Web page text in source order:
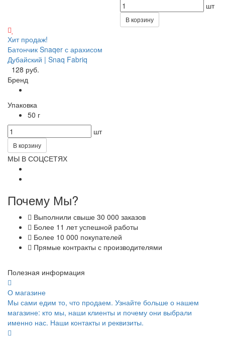
шт
В корзину
Хит продаж!
Батончик Snaqer с арахисом
Дубайский | Snaq Fabriq
128 руб.
Бренд
Упаковка
50 г
шт
В корзину
МЫ В СОЦСЕТЯХ
Почему Мы?
Выполнили свыше 30 000 заказов
Более 11 лет успешной работы
Более 10 000 покупателей
Прямые контракты с производителями
Полезная информация
О магазине
Мы сами едим то, что продаем. Узнайте больше о нашем
магазине: кто мы, наши клиенты и почему они выбрали
именно нас. Наши контакты и реквизиты.